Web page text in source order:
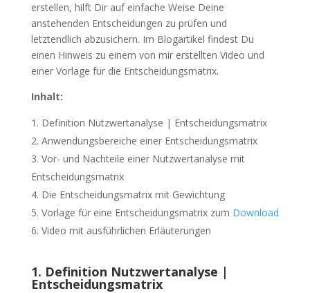
erstellen, hilft Dir auf einfache Weise Deine
anstehenden Entscheidungen zu prüfen und
letztendlich abzusichern. Im Blogartikel findest Du
einen Hinweis zu einem von mir erstellten Video und
einer Vorlage für die Entscheidungsmatrix.
Inhalt:
Definition Nutzwertanalyse | Entscheidungsmatrix
Anwendungsbereiche einer Entscheidungsmatrix
Vor- und Nachteile einer Nutzwertanalyse mit
Entscheidungsmatrix
Die Entscheidungsmatrix mit Gewichtung
Vorlage für eine Entscheidungsmatrix zum Download
Video mit ausführlichen Erläuterungen
1. Definition Nutzwertanalyse |
Entscheidungsmatrix